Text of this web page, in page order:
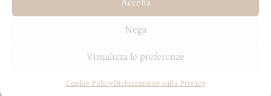
Accetta
Nega
Visualizza le preferenze
Cookie PolicyDichiarazione sulla Privacy
Invia
Copyright © 2026 - Sviluppato da HydraLab